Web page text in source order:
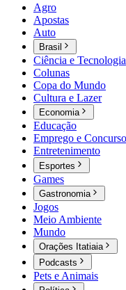
Agro
Apostas
Auto
Brasil
Ciência e Tecnologia
Colunas
Copa do Mundo
Cultura e Lazer
Economia
Educação
Emprego e
Entretenimento
Esportes
Games
Gastronomia
Jogos
Meio Ambiente
Mundo
Orações Itatiaia
Podcasts
Pets e Animais